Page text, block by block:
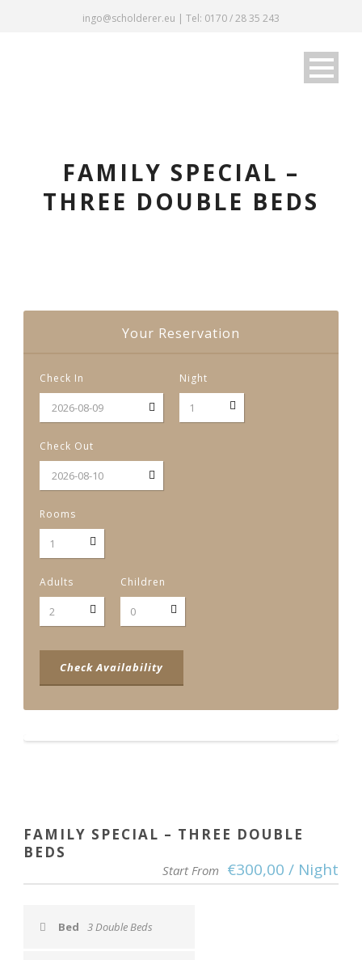
ingo@scholderer.eu | Tel: 0170 / 28 35 243
FAMILY SPECIAL –
THREE DOUBLE BEDS
Your Reservation
Check In Night
Check Out
Rooms
Adults Children
FAMILY SPECIAL – THREE DOUBLE
BEDS
Start From €300,00 / Night
Bed 3 Double Beds